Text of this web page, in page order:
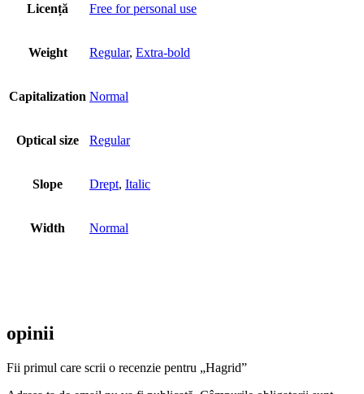
Licență Free for personal use
Weight Regular, Extra-bold
Capitalization Normal
Optical size Regular
Slope Drept, Italic
Width Normal
opinii
Fii primul care scrii o recenzie pentru „Hagrid”